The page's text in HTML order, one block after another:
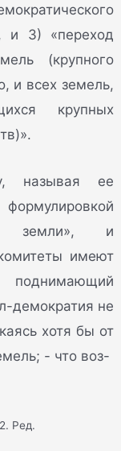
и 3) «переход
(крупного
и всех земель,
крупных
называя ее
земли», и
имеют
поднимающий
демократия не
хотя бы от
- что воз-
Ред.